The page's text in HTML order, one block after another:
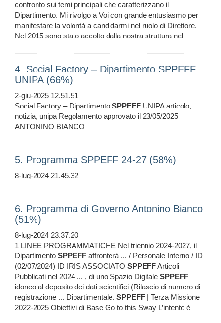
confronto sui temi principali che caratterizzano il
Dipartimento. Mi rivolgo a Voi con grande entusiasmo per
manifestare la volontà a candidarmi nel ruolo di Direttore.
Nel 2015 sono stato accolto dalla nostra struttura nel
4. Social Factory – Dipartimento SPPEFF
UNIPA (66%)
2-giu-2025 12.51.51
Social Factory – Dipartimento SPPEFF UNIPA articolo,
notizia, unipa Regolamento approvato il 23/05/2025
ANTONINO BIANCO
5. Programma SPPEFF 24-27 (58%)
8-lug-2024 21.45.32
6. Programma di Governo Antonino Bianco
(51%)
8-lug-2024 23.37.20
1 LINEE PROGRAMMATICHE Nel triennio 2024-2027, il
Dipartimento SPPEFF affronterà ... / Personale Interno / ID
(02/07/2024) ID IRIS ASSOCIATO SPPEFFArticoli
Pubblicati nel 2024 ... , di uno Spazio Digitale SPPEFF
idoneo al deposito dei dati scientifici (Rilascio di numero di
registrazione ... Dipartimentale. SPPEFF | Terza Missione
2022-2025 Obiettivi di Base Go to this Sway L’intento è